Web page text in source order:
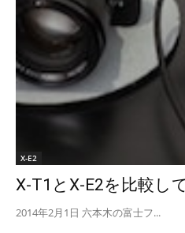
X-E2
X-T1とX-E2を比較し
2014年2月1日 六本木の富士フ...